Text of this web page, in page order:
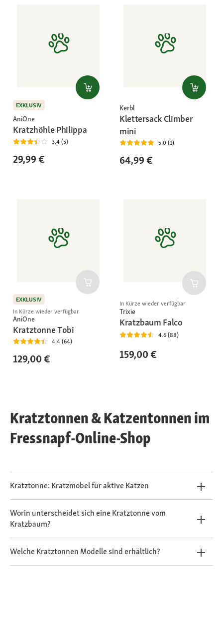
EXKLUSIV
AniOne
Kratzhöhle Philippa
3.4 (5)
29,99 €
Kerbl
Klettersack Climber
mini
5.0 (1)
64,99 €
EXKLUSIV
In Kürze wieder verfügbar
AniOne
Kratztonne Tobi
4.4 (64)
129,00 €
In Kürze wieder verfügbar
Trixie
Kratzbaum Falco
4.6 (88)
159,00 €
Kratztonnen & Katzentonnen im
Fressnapf-Online-Shop
Kratztonne: Kratzmöbel für aktive Katzen
Worin unterscheidet sich eine Kratztonne vom
Kratzbaum?
Welche Kratztonnen Modelle sind erhältlich?